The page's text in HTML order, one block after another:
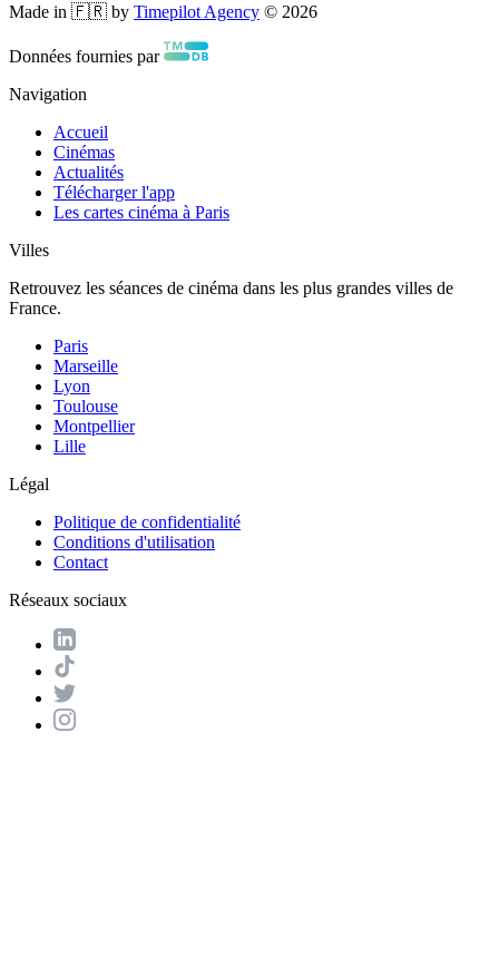
Made in 🇫🇷 by Timepilot Agency © 2026
Données fournies par
Navigation
Accueil
Cinémas
Actualités
Télécharger l'app
Les cartes cinéma à Paris
Villes
Retrouvez les séances de cinéma dans les plus grandes villes de
France.
Paris
Marseille
Lyon
Toulouse
Montpellier
Lille
Légal
Politique de confidentialité
Conditions d'utilisation
Contact
Réseaux sociaux